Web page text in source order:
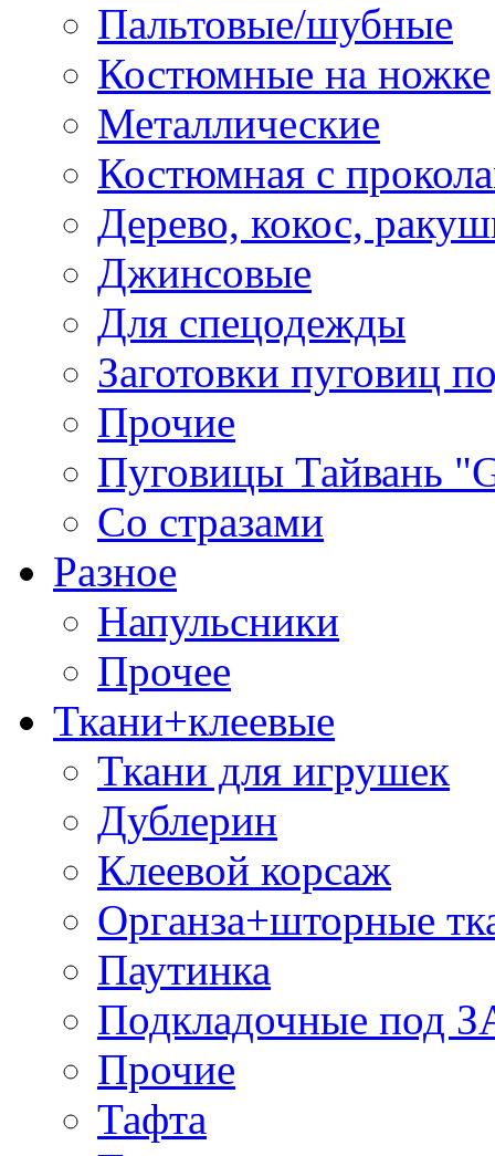
Пальтовые/шубные
Костюмные на ножке
Металлические
Костюмная с
Дерево, кокос,
Джинсовые
Для спецодежды
Заготовки пуговиц
Прочие
Пуговицы Тайвань
Со стразами
Разное
Напульсники
Прочее
Ткани+клеевые
Ткани для игрушек
Дублерин
Клеевой корсаж
Органза+шторные
Паутинка
Подкладочные под
Прочие
Тафта